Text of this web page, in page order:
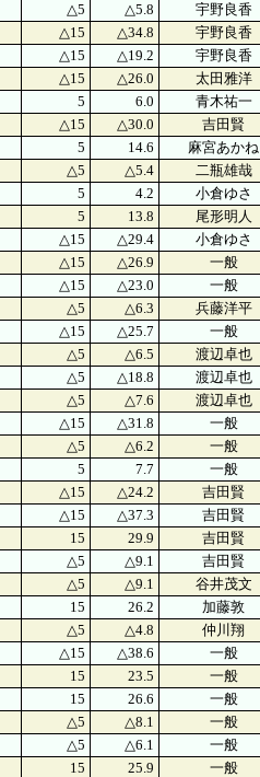
△5 △5.8 宇野良香
△15 △34.8 宇野良香
△15 △19.2 宇野良香
△15 △26.0 太田雅洋
5 6.0 青木祐一
△15 △30.0 吉田賢
5 14.6 麻宮あかね
△5 △5.4 二瓶雄哉
5 4.2 小倉ゆさ
5 13.8 尾形明人
△15 △29.4 小倉ゆさ
△15 △26.9 一般
△15 △23.0 一般
△5 △6.3 兵藤洋平
△15 △25.7 一般
△5 △6.5 渡辺卓也
△5 △18.8 渡辺卓也
△5 △7.6 渡辺卓也
△15 △31.8 一般
△5 △6.2 一般
5 7.7 一般
△15 △24.2 吉田賢
△15 △37.3 吉田賢
15 29.9 吉田賢
△5 △9.1 吉田賢
△5 △9.1 谷井茂文
15 26.2 加藤敦
△5 △4.8 仲川翔
△15 △38.6 一般
15 23.5 一般
15 26.6 一般
△5 △8.1 一般
△5 △6.1 一般
15 25.9 一般